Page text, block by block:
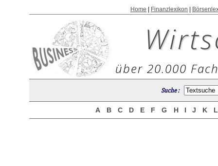
Home Finanzlexikon
über 20.000
Suche :
A B C D E F G H I J K